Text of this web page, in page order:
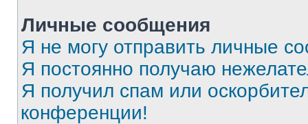
Личные сообщения
Я не могу отправить личные
Я постоянно получаю
Я получил спам или
конференции!